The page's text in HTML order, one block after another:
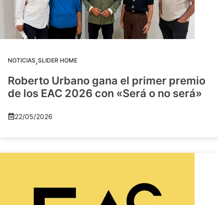
NOTICIAS,SLIDER HOME
Roberto Urbano gana el primer premio
de los EAC 2026 con «Será o no será»
22/05/2026